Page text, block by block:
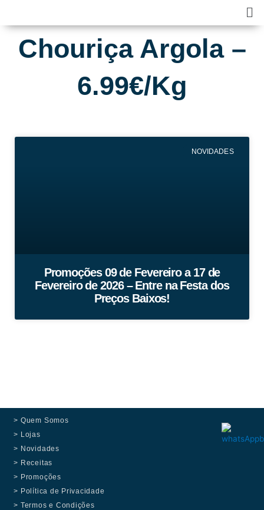
content
Chouriça Argola –
6.99€/Kg
NOVIDADES
Promoções 09 de Fevereiro a 17 de
Fevereiro de 2026 – Entre na Festa dos
Preços Baixos!
> Quem Somos
> Lojas
> Novidades
> Receitas
> Promoções
> Política de Privacidade
> Termos e Condições